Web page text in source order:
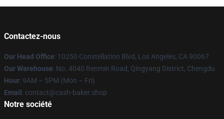
Contactez-nous
Our Head Office: 10250 Constellation Blvd, Los Angeles, CA 90067
Our Warehouse: No. 4040 Renmin Road, Qingyang District, Chengdu
Hour: 9AM – 5PM (Mon – Fri)
Email : contact@cash-baker.shop
Notre société